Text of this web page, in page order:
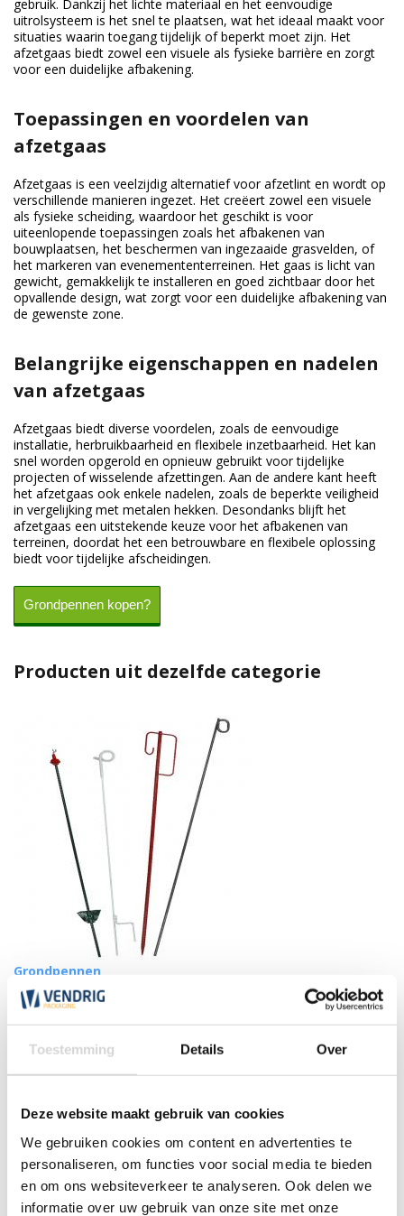
Toestemming Details Over
Deze website maakt gebruik van cookies
We gebruiken cookies om content en advertenties te
personaliseren, om functies voor social media te bieden
en om ons websiteverkeer te analyseren. Ook delen we
informatie over uw gebruik van onze site met onze
gebruik. Dankzij het lichte materiaal en het eenvoudige
uitrolsysteem is het snel te plaatsen, wat het ideaal maakt voor
situaties waarin toegang tijdelijk of beperkt moet zijn. Het
afzetgaas biedt zowel een visuele als fysieke barrière en zorgt
voor een duidelijke afbakening.
Toepassingen en voordelen van
afzetgaas
Afzetgaas is een veelzijdig alternatief voor afzetlint en wordt op
verschillende manieren ingezet. Het creëert zowel een visuele
als fysieke scheiding, waardoor het geschikt is voor
uiteenlopende toepassingen zoals het afbakenen van
bouwplaatsen, het beschermen van ingezaaide grasvelden, of
het markeren van evenemententerreinen. Het gaas is licht van
gewicht, gemakkelijk te installeren en goed zichtbaar door het
opvallende design, wat zorgt voor een duidelijke afbakening van
de gewenste zone.
Belangrijke eigenschappen en nadelen
van afzetgaas
Afzetgaas biedt diverse voordelen, zoals de eenvoudige
installatie, herbruikbaarheid en flexibele inzetbaarheid. Het kan
snel worden opgerold en opnieuw gebruikt voor tijdelijke
projecten of wisselende afzettingen. Aan de andere kant heeft
het afzetgaas ook enkele nadelen, zoals de beperkte veiligheid
in vergelijking met metalen hekken. Desondanks blijft het
afzetgaas een uitstekende keuze voor het afbakenen van
terreinen, doordat het een betrouwbare en flexibele oplossing
biedt voor tijdelijke afscheidingen.
Grondpennen kopen?
Producten uit dezelfde categorie
Grondpennen
(82)
vanaf
3,15
Afbeeldingen van Afzetgaas
(omheiningsnet) die onze gebruikers
hebben gemaakt